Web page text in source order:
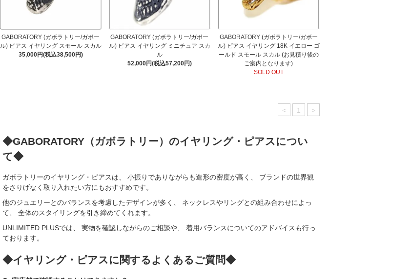
GABORATORY (ガボラトリー/ガボー
ル) ピアス イヤリング スモール スカル
35,000円(税込38,500円)
GABORATORY (ガボラトリー/ガボー
ル) ピアス イヤリング ミニチュア スカ
ル
52,000円(税込57,200円)
GABORATORY (ガボラトリー/ガボー
ル) ピアス イヤリング 18K イエロー ゴ
ールド スモール スカル (お見積り後の
ご案内となります)
SOLD OUT
< 1 >
◆GABORATORY（ガボラトリー）のイヤリング・ピアスについ
て◆
ガボラトリーのイヤリング・ピアスは、 小振りでありながらも造形の密度が高く、 ブランドの世界観
をさりげなく取り入れたい方にもおすすめです。
他のジュエリーとのバランスを考慮したデザインが多く、 ネックレスやリングとの組み合わせによっ
て、 全体のスタイリングを引き締めてくれます。
UNLIMITED PLUSでは、 実物を確認しながらのご相談や、 着用バランスについてのアドバイスも行っ
ております。
◆イヤリング・ピアスに関するよくあるご質問◆